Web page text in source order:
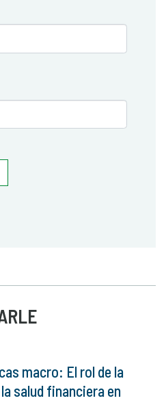
macro: El rol de la
salud financiera en